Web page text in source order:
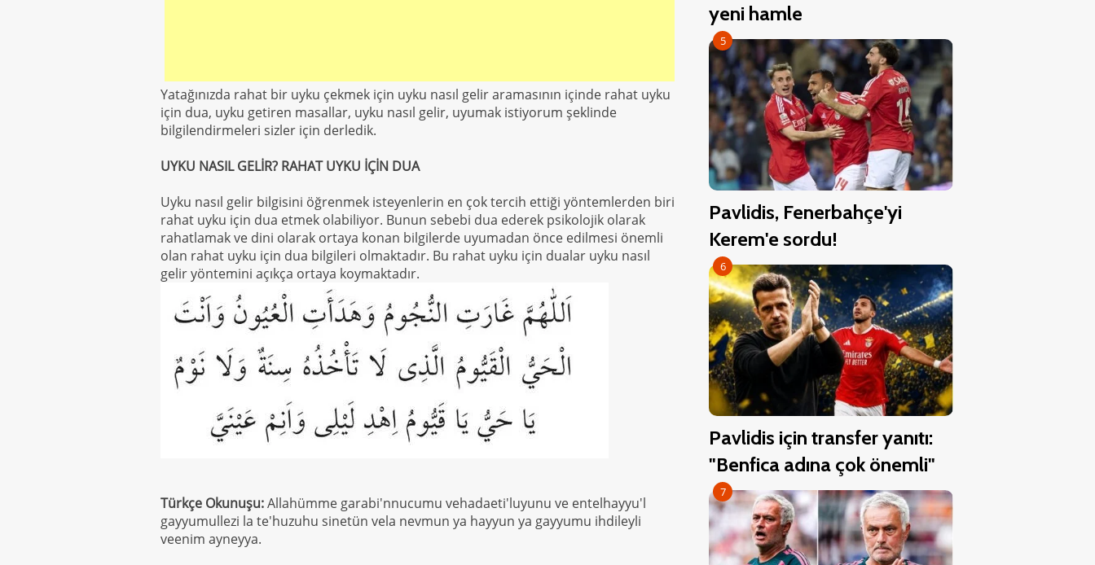
Yatağınızda rahat bir uyku çekmek için uyku nasıl gelir aramasının içinde rahat uyku
için dua, uyku getiren masallar, uyku nasıl gelir, uyumak istiyorum şeklinde
bilgilendirmeleri sizler için derledik.
UYKU NASIL GELİR? RAHAT UYKU İÇİN DUA
Uyku nasıl gelir bilgisini öğrenmek isteyenlerin en çok tercih ettiği yöntemlerden biri
rahat uyku için dua etmek olabiliyor. Bunun sebebi dua ederek psikolojik olarak
rahatlamak ve dini olarak ortaya konan bilgilerde uyumadan önce edilmesi önemli
olan rahat uyku için dua bilgileri olmaktadır. Bu rahat uyku için dualar uyku nasıl
gelir yöntemini açıkça ortaya koymaktadır.
Türkçe Okunuşu:Allahümme garabi'nnucumu vehadaeti'luyunu ve entelhayyu'l
gayyumullezi la te'huzuhu sinetün vela nevmun ya hayyun ya gayyumu ihdileyli
veenim ayneyya.
yeni hamle
5
Pavlidis, Fenerbahçe'yi
Kerem'e sordu!
6
Pavlidis için transfer yanıtı:
"Benfica adına çok önemli"
7